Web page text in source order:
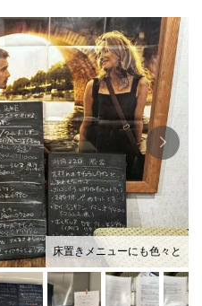
床置きメニューにも色々と